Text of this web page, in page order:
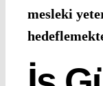
mesleki